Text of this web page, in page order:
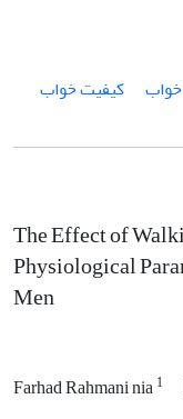
کیفیت خواب
The Effect of
Physiological
Men
Farhad Rahmani nia1